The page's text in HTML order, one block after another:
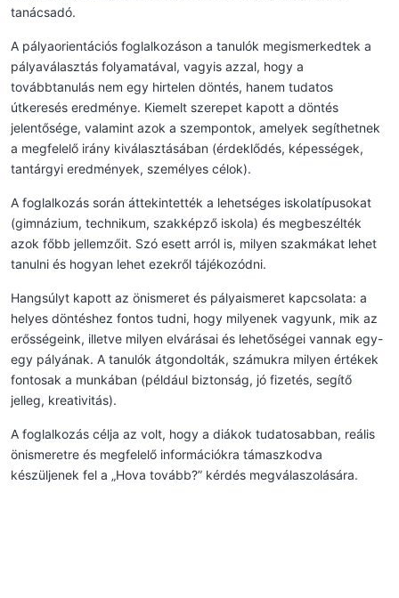
tanácsadó.
A pályaorientációs foglalkozáson a tanulók megismerkedtek a
pályaválasztás folyamatával, vagyis azzal, hogy a
továbbtanulás nem egy hirtelen döntés, hanem tudatos
útkeresés eredménye. Kiemelt szerepet kapott a döntés
jelentősége, valamint azok a szempontok, amelyek segíthetnek
a megfelelő irány kiválasztásában (érdeklődés, képességek,
tantárgyi eredmények, személyes célok).
A foglalkozás során áttekintették a lehetséges iskolatípusokat
(gimnázium, technikum, szakképző iskola) és megbeszélték
azok főbb jellemzőit. Szó esett arról is, milyen szakmákat lehet
tanulni és hogyan lehet ezekről tájékozódni.
Hangsúlyt kapott az önismeret és pályaismeret kapcsolata: a
helyes döntéshez fontos tudni, hogy milyenek vagyunk, mik az
erősségeink, illetve milyen elvárásai és lehetőségei vannak egy-
egy pályának. A tanulók átgondolták, számukra milyen értékek
fontosak a munkában (például biztonság, jó fizetés, segítő
jelleg, kreativitás).
A foglalkozás célja az volt, hogy a diákok tudatosabban, reális
önismeretre és megfelelő információkra támaszkodva
készüljenek fel a „Hova tovább?” kérdés megválaszolására.